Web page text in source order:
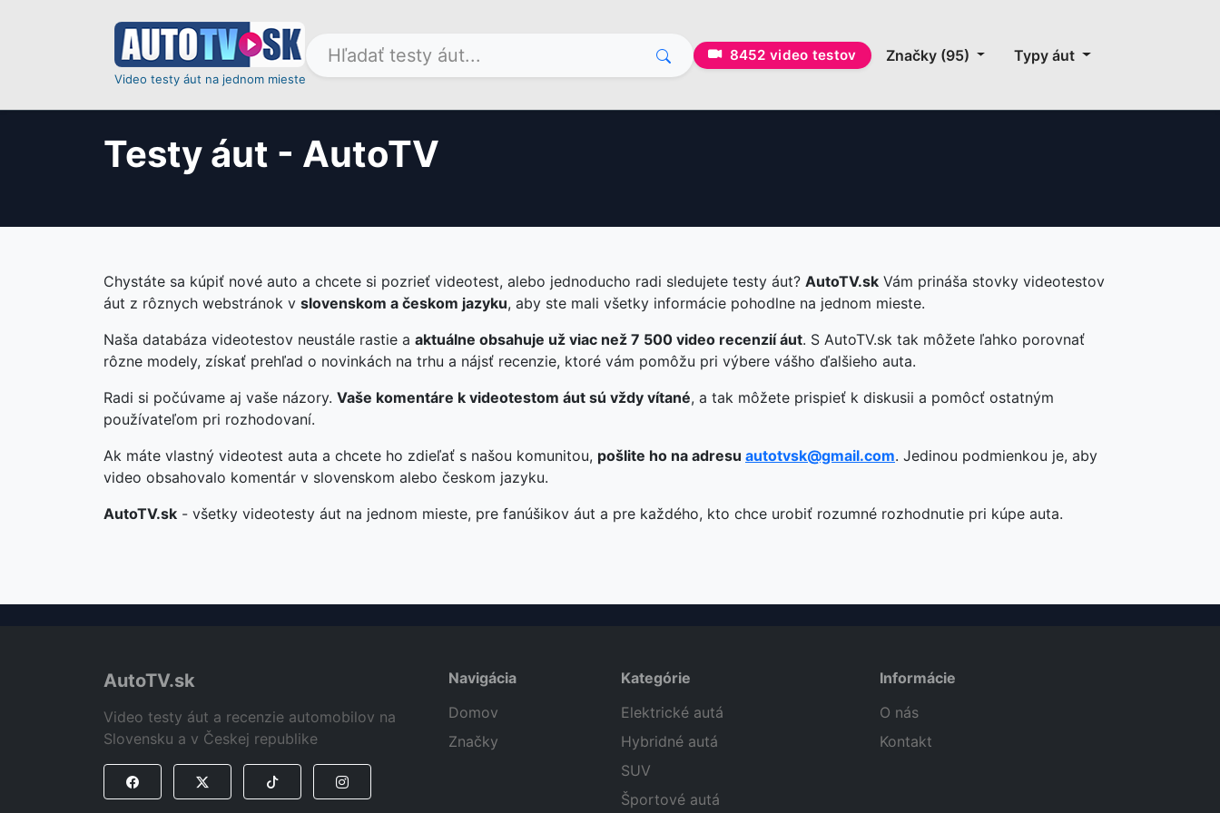
Video testy áut na jednom mieste
8452 video testov Značky (95) Typy áut
Testy áut - AutoTV
Chystáte sa kúpiť nové auto a chcete si pozrieť videotest, alebo jednoducho radi sledujete testy áut? AutoTV.sk Vám prináša stovky videotestov
áut z rôznych webstránok v slovenskom a českom jazyku, aby ste mali všetky informácie pohodlne na jednom mieste.
Naša databáza videotestov neustále rastie a aktuálne obsahuje už viac než 7 500 video recenzií áut. S AutoTV.sk tak môžete ľahko porovnať
rôzne modely, získať prehľad o novinkách na trhu a nájsť recenzie, ktoré vám pomôžu pri výbere vášho ďalšieho auta.
Radi si počúvame aj vaše názory. Vaše komentáre k videotestom áut sú vždy vítané, a tak môžete prispieť k diskusii a pomôcť ostatným
používateľom pri rozhodovaní.
Ak máte vlastný videotest auta a chcete ho zdieľať s našou komunitou, pošlite ho na adresu autotvsk@gmail.com. Jedinou podmienkou je, aby
video obsahovalo komentár v slovenskom alebo českom jazyku.
AutoTV.sk - všetky videotesty áut na jednom mieste, pre fanúšikov áut a pre každého, kto chce urobiť rozumné rozhodnutie pri kúpe auta.
AutoTV.sk
Video testy áut a recenzie automobilov na
Slovensku a v Českej republike
Navigácia
Domov
Značky
Kategórie
Elektrické autá
Hybridné autá
SUV
Športové autá
Informácie
O nás
Kontakt